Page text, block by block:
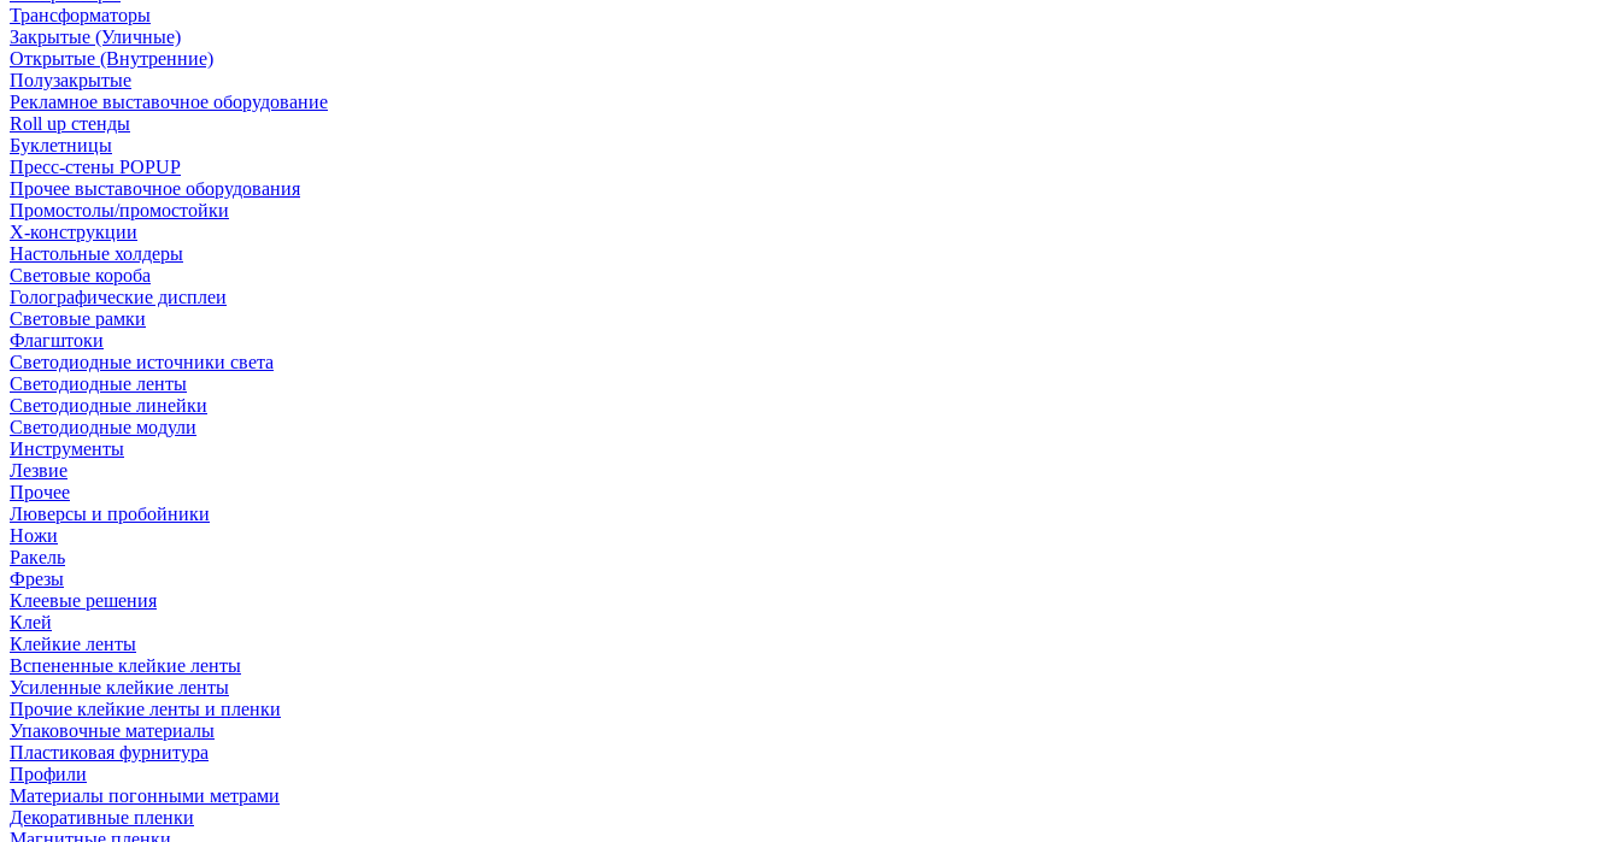
Трансформаторы
Закрытые (Уличные)
Открытые (Внутренние)
Полузакрытые
Рекламное выставочное оборудование
Roll up стенды
Буклетницы
Пресс-стены POPUP
Прочее выставочное оборудования
Промостолы/промостойки
Х-конструкции
Настольные холдеры
Световые короба
Голографические дисплеи
Световые рамки
Флагштоки
Светодиодные источники света
Светодиодные ленты
Светодиодные линейки
Светодиодные модули
Инструменты
Лезвие
Прочее
Люверсы и пробойники
Ножи
Ракель
Фрезы
Клеевые решения
Клей
Клейкие ленты
Вспененные клейкие ленты
Усиленные клейкие ленты
Прочие клейкие ленты и пленки
Упаковочные материалы
Пластиковая фурнитура
Профили
Материалы погонными метрами
Декоративные пленки